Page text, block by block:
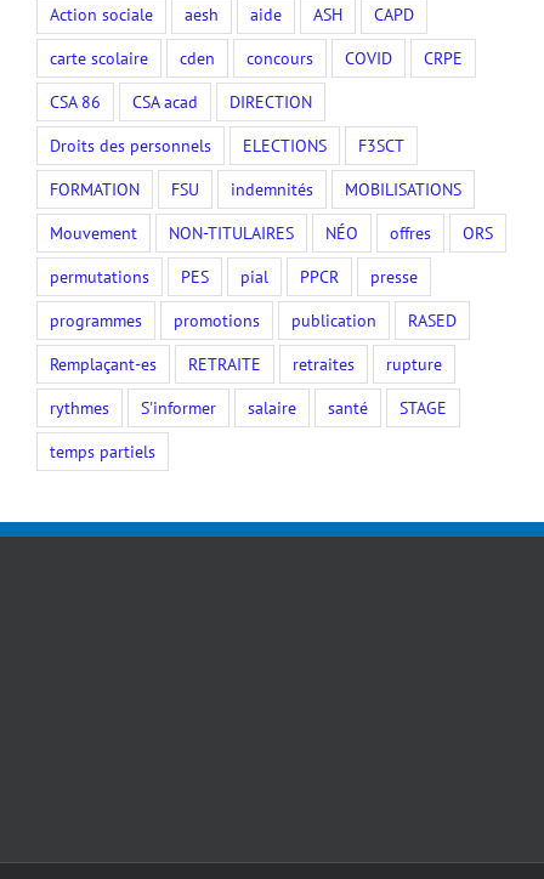
Action sociale aesh aide ASH
CAPD
carte scolaire
cden concours COVID
CRPE
CSA 86
CSA acad
DIRECTION
Droits des personnels
ELECTIONS
F3SCT
FORMATION
FSU indemnités
MOBILISATIONS
Mouvement
NON-TITULAIRES NÉO offres
ORS
permutations
PES pial PPCR
presse
programmes
promotions publication
RASED
Remplaçant-es
RETRAITE retraites
rupture
rythmes
S'informer salaire santé
STAGE
temps partiels